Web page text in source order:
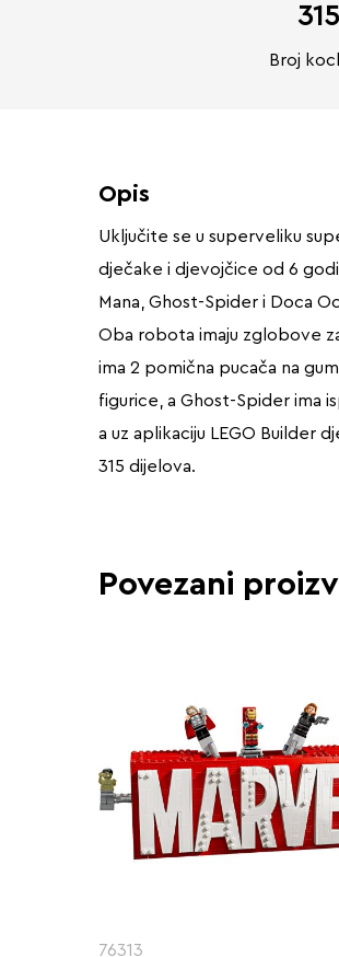
315
Broj
Opis
Uključite se u superveliku
dječake i djevojčice od 6
Mana, Ghost-Spider i Doca
Oba robota imaju zglobove
ima 2 pomična pucača na
figurice, a Ghost-Spider ima
a uz aplikaciju LEGO Builder
315 dijelova.
Povezani
76313